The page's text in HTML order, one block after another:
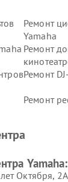
Ремонт
Yamaha
Ремонт
Ремонт
Ремонт
Yamaha
Yamaha:
Октября, 2А